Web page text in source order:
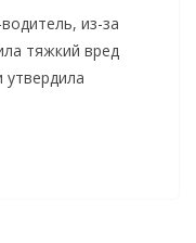
из-за
тяжкий вред